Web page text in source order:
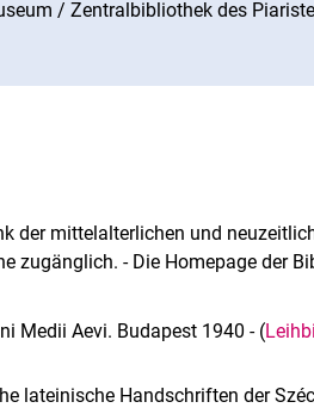
/ Zentralbibliothek des
der mittelalterlichen und
zugänglich. - Die Homepage der
Medii Aevi. Budapest 1940 - (
lateinische Handschriften der